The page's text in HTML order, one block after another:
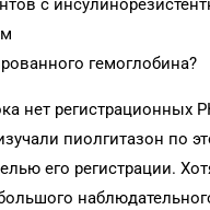
с
гемоглобина?
нет регистрационных
пиолгитазон по
его регистрации.